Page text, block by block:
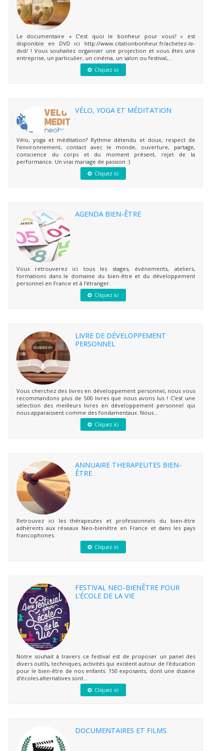
Le documentaire « C’est quoi le bonheur pour vous? » est
disponible en DVD ici http://www.citationbonheur.fr/achetez-le-
dvd/ ! Vous souhaitez organiser une projection et vous êtes une
entreprise, un particulier, un cinéma, un salon ou festival,...
Cliquez ici
VÉLO, YOGA ET MÉDITATION
Vélo, yoga et méditation? Rythme détendu et doux, respect de
l’environnement, contact avec le monde, ouverture, partage,
conscience du corps et du moment présent, rejet de la
performance. Un vrai mariage de passion :)
Cliquez ici
AGENDA BIEN-ÊTRE
Vous retrouverez ici tous les stages, événements, ateliers,
formations dans le domaine du bien-être et du développement
personnel en France et à l'étranger.
Cliquez ici
LIVRE DE DÉVELOPPEMENT
PERSONNEL
Vous cherchez des livres en développement personnel, nous vous
recommandons plus de 500 livres que nous avons lus ! C'est une
sélection des meilleurs livres en développement personnel qui
nous apparaissent comme des fondamentaux. Nous...
Cliquez ici
ANNUAIRE THERAPEUTES BIEN-
ÊTRE
Retrouvez ici les thérapeutes et professionnels du bien-être
adhérents aux réseaux Neo-bienêtre en France et dans les pays
francophones.
Cliquez ici
FESTIVAL NEO-BIENÊTRE POUR
L’ÉCOLE DE LA VIE
Notre souhait à travers ce festival est de proposer un panel des
divers outils, techniques, activités qui existent autour de l’éducation
pour le bien-être de nos enfants. 150 exposants, dont une dizaine
d’écoles alternatives sont...
Cliquez ici
DOCUMENTAIRES ET FILMS